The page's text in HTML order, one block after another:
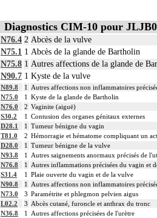
Diagnostics CIM-10 pour
N76.4 2 Abcès de la vulve
N75.1 1 Abcès de la glande de Bartholin
N75.8 1 Autres affections de la glande de
N90.7 1 Kyste de la vulve
N89.8 1
Autres affections non inflammatoires
N75.0
1 Kyste de la glande de Bartholin
N76.0
2 Vaginite (aiguë)
S30.2
1 Contusion des organes génitaux externes
D28.1
1 Tumeur bénigne du vagin
T81.0
2 Hémorragie et hématome compliquant un
D28.0
1 Tumeur bénigne de la vulve
N93.8
1
Autres saignements anormaux précisés de
N76.8
1
Autres inflammations précisées du vagin et
S31.4
1 Plaie ouverte du vagin et de la vulve
N90.8
1
Autres affections non inflammatoires
N73.0
3 Paramétrite et phlegmon pelvien aigus
L02.2
3 Abcès cutané, furoncle et anthrax du tronc
N36.8
1
Autres affections précisées de l'urètre